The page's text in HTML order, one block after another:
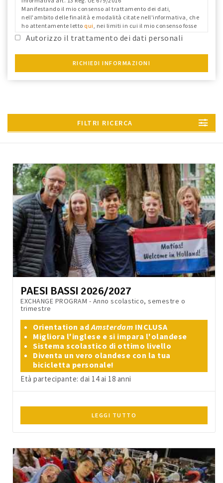
Manifestando il mio consenso al trattamento dei dati,
nell'ambito delle finalità e modalità citate nell'informativa, che
ho attentamente letto qui , nei limiti in cui il mio consenso fosse
richiesto ai fini del Reg. Ue 679/2016 e confermo i dati anagrafici
riportati.
Autorizzo il trattamento dei dati personali
RICHIEDI INFORMAZIONI
FILTRI RICERCA
PAESI BASSI 2026/2027
EXCHANGE PROGRAM - Anno scolastico, semestre o
trimestre
Orientation adAmsterdam INCLUSA
Migliora l'inglese e si impara l'olandese
Sistema scolastico di ottimo livello
Diventa un vero olandese con la tua
bicicletta personale!
Età partecipante: dai 14 ai 18 anni
LEGGI TUTTO